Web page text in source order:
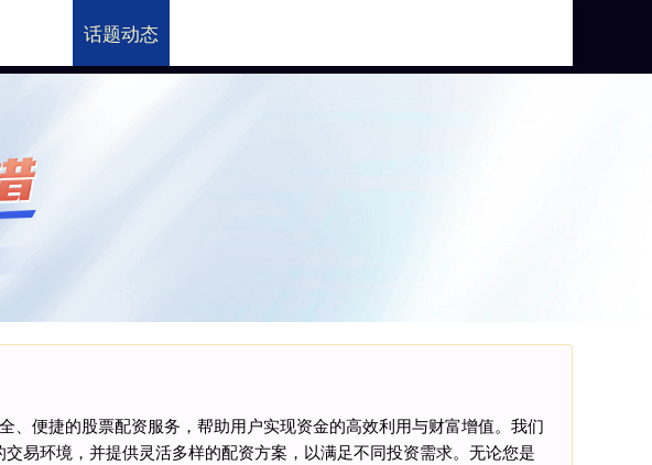
配资官网 股票配资平台
、便捷的股票配资服务，帮助用户实现资金的高效利用与财富增值。我们
易环境，并提供灵活多样的配资方案，以满足不同投资需求。无论您是
话题动态